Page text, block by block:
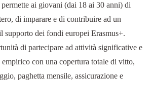
ai giovani (dai 18 ai 30 anni) di
di imparare e di contribuire ad un
supporto dei fondi europei Erasmus+.
di partecipare ad attività significative e
con una copertura totale di vitto,
paghetta mensile, assicurazione e